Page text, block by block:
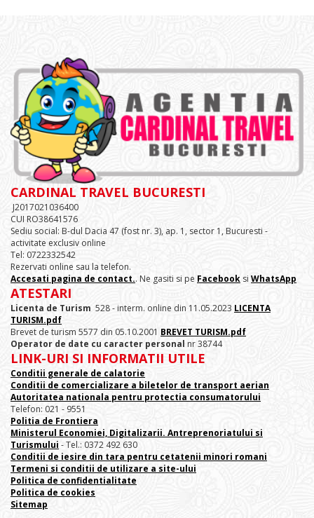
CARDINAL TRAVEL BUCURESTI
J2017021036400
CUI RO38641576
Sediu social: B-dul Dacia 47 (fost nr. 3), ap. 1, sector 1, Bucuresti -
activitate exclusiv online
Tel: 0722332542
Rezervati online sau la telefon.
Accesati pagina de contact.. Ne gasiti si pe Facebook si WhatsApp
ATESTARI
Licenta de Turism 528 - interm. online din 11.05.2023 LICENTA
TURISM.pdf
Brevet de turism 5577 din 05.10.2001 BREVET TURISM.pdf
Operator de date cu caracter personal nr 38744
LINK-URI SI INFORMATII UTILE
Conditii generale de calatorie
Conditii de comercializare a biletelor de transport aerian
Autoritatea nationala pentru protectia consumatorului
Telefon: 021 - 9551
Politia de Frontiera
Ministerul Economiei, Digitalizarii. Antreprenoriatului si
Turismului - Tel.: 0372 492 630
Conditii de iesire din tara pentru cetatenii minori romani
Termeni si conditii de utilizare a site-ului
Politica de confidentialitate
Politica de cookies
Sitemap